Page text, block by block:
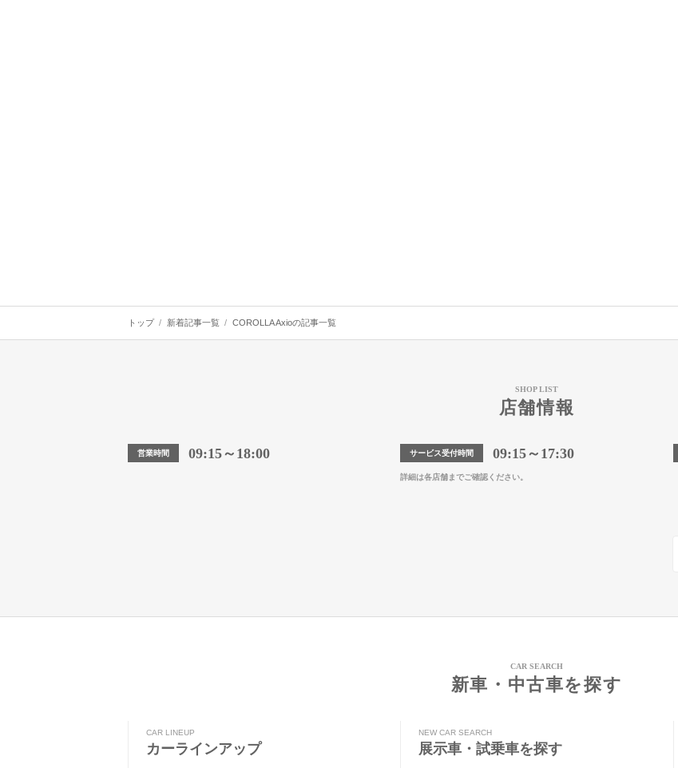
トップ 新着記事一覧 COROLLA Axioの記事一覧
SHOP LIST
店舗情報
営業時間 09:15～18:00 サービス受付時間 09:15～17:30
詳細は各店舗までご確認ください。
CAR SEARCH
新車・中古車を探す
CAR LINEUP
カーラインアップ
NEW CAR SEARCH
展示車・試乗車を探す